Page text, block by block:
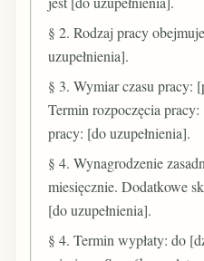
§ 2. Rodzaj pracy
uzupełnienia].
§ 3. Wymiar czasu pracy:
Termin rozpoczęcia pracy:
pracy: [do uzupełnienia].
§ 4. Wynagrodzenie
miesięcznie. Dodatkowe
[do uzupełnienia].
§ 4. Termin wypłaty: do